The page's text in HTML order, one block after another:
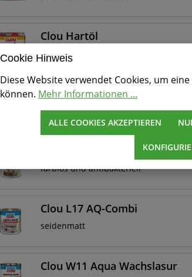
Clou Hartöl
trocknet hart und klebfrei
Clou Antik-Wachs
fest
Clou Hartwachsöl
farblos und antibakteriell
Clou L17 AQ-Combi
seidenmatt
Clou W11 Aqua Wachslasur
Cookie Hinweis
Diese Website verwendet Cookies, um
können. Mehr Informationen ...
ALLE COOKIES AKZEPTIEREN